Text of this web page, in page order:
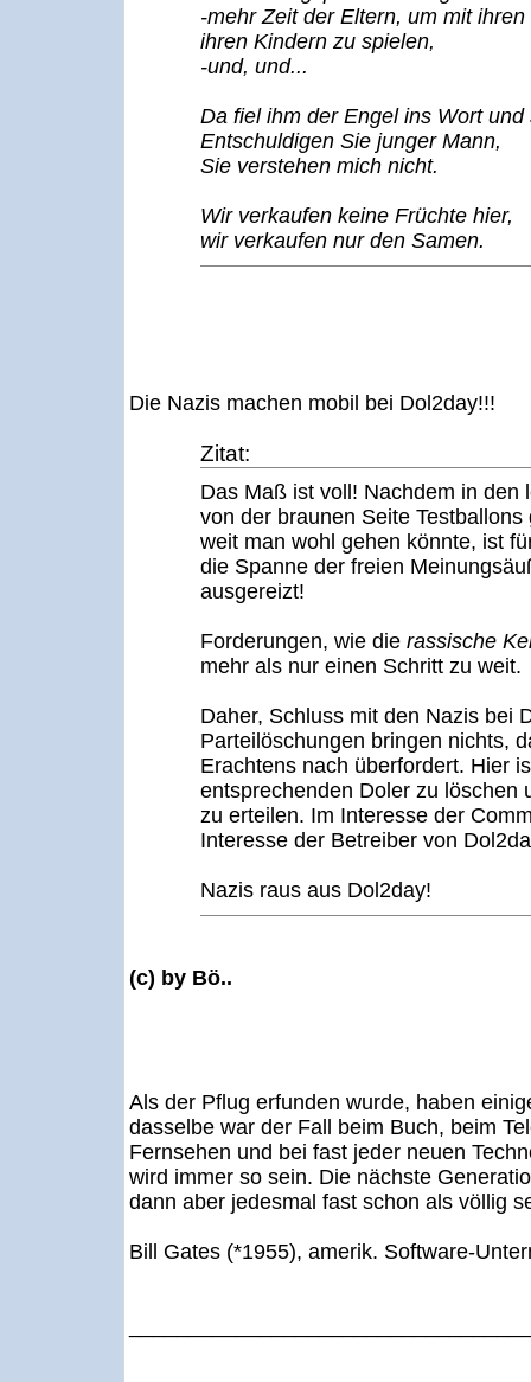
-mehr Zeit der Eltern, um mit ihren
ihren Kindern zu spielen,
-und, und...
Da fiel ihm der Engel ins Wort und
Entschuldigen Sie junger Mann,
Sie verstehen mich nicht.
Wir verkaufen keine Früchte hier,
wir verkaufen nur den Samen.
Die Nazis machen mobil bei Dol2day!!!
Zitat:
Das Maß ist voll! Nachdem in den
von der braunen Seite
weit man wohl gehen könnte, ist
die Spanne der freien
ausgereizt!
Forderungen, wie die rassische
mehr als nur einen Schritt zu weit.
Daher, Schluss mit den Nazis bei
Parteilöschungen bringen nichts,
Erachtens nach überfordert. Hier
entsprechenden Doler zu löschen
zu erteilen. Im Interesse der
Interesse der Betreiber von
Nazis raus aus Dol2day!
(c) by Bö..
Als der Pflug erfunden wurde, haben
dasselbe war der Fall beim Buch, beim
Fernsehen und bei fast jeder neuen
wird immer so sein. Die nächste
dann aber jedesmal fast schon als völlig
Bill Gates (*1955), amerik. Software-